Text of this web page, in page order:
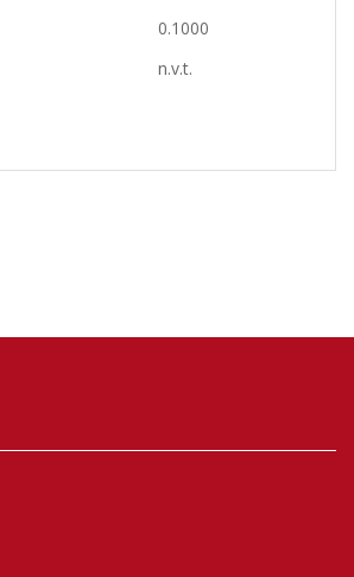
0.1000
n.v.t.